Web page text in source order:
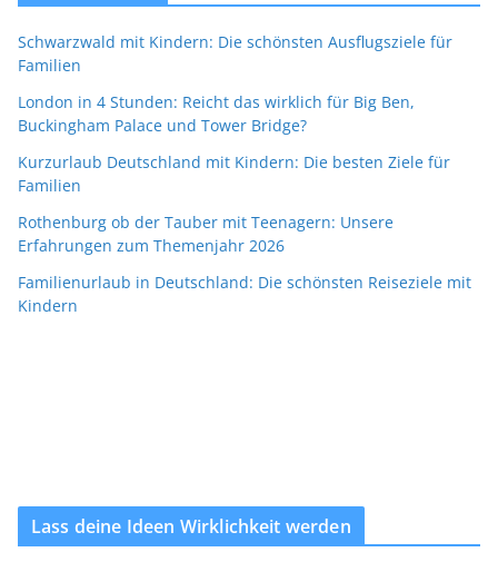
Schwarzwald mit Kindern: Die schönsten Ausflugsziele für
Familien
London in 4 Stunden: Reicht das wirklich für Big Ben,
Buckingham Palace und Tower Bridge?
Kurzurlaub Deutschland mit Kindern: Die besten Ziele für
Familien
Rothenburg ob der Tauber mit Teenagern: Unsere
Erfahrungen zum Themenjahr 2026
Familienurlaub in Deutschland: Die schönsten Reiseziele mit
Kindern
Lass deine Ideen Wirklichkeit werden